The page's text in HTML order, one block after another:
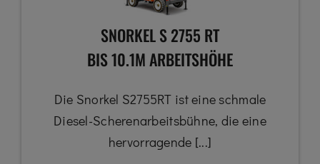
SNORKEL S 2755 RT
BIS 10.1M ARBEITSHÖHE
Die Snorkel S2755RT ist eine schmale
Diesel-Scherenarbeitsbühne, die eine
hervorragende [...]